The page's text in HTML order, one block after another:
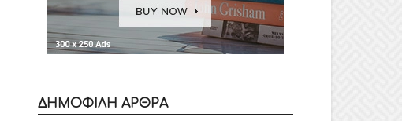
ΔΗΜΟΦΙΛΗ ΑΡΘΡΑ